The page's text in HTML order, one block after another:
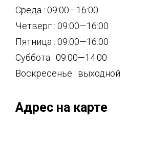
Среда : 09:00—16:00
Четверг : 09:00—16:00
Пятница : 09:00—16:00
Суббота : 09:00—14:00
Воскресенье : выходной
Адрес на карте